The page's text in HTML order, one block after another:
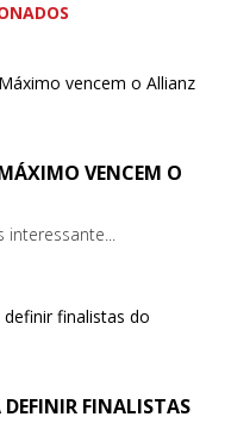
VENCEM O
FINALISTAS